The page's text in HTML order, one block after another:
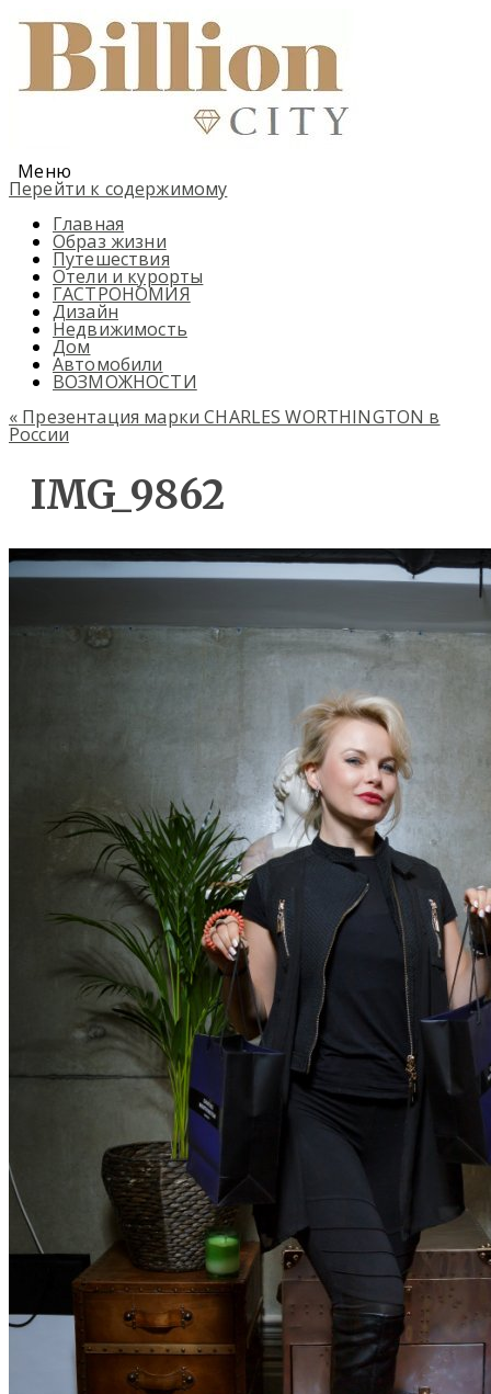
Меню
Перейти к содержимому
Главная
Образ жизни
Путешествия
Отели и курорты
ГАСТРОНОМИЯ
Дизайн
Недвижимость
Дом
Автомобили
ВОЗМОЖНОСТИ
« Презентация марки CHARLES WORTHINGTON в
России
IMG_9862